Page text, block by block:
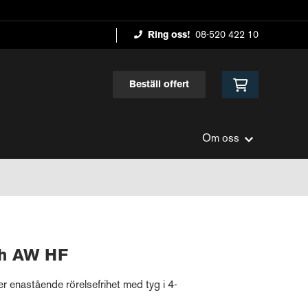
Ring oss! 08-520 422 10
Beställ offert
Om oss
AW HF
enastående rörelsefrihet med tyg i 4-